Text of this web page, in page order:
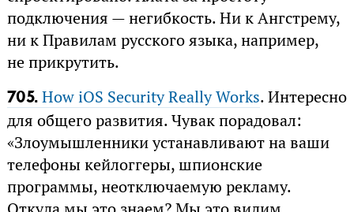
подключения — негибкость. Ни к Ангстрему,
ни к Правилам русского языка, например,
не прикрутить.
705.How iOS Security Really Works. Интересно
для общего развития. Чувак порадовал:
«Злоумышленники устанавливают на ваши
телефоны кейлоггеры, шпионские
программы, неотключаемую рекламу.